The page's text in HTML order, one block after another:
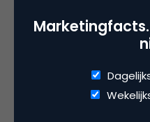
Marketingfacts.